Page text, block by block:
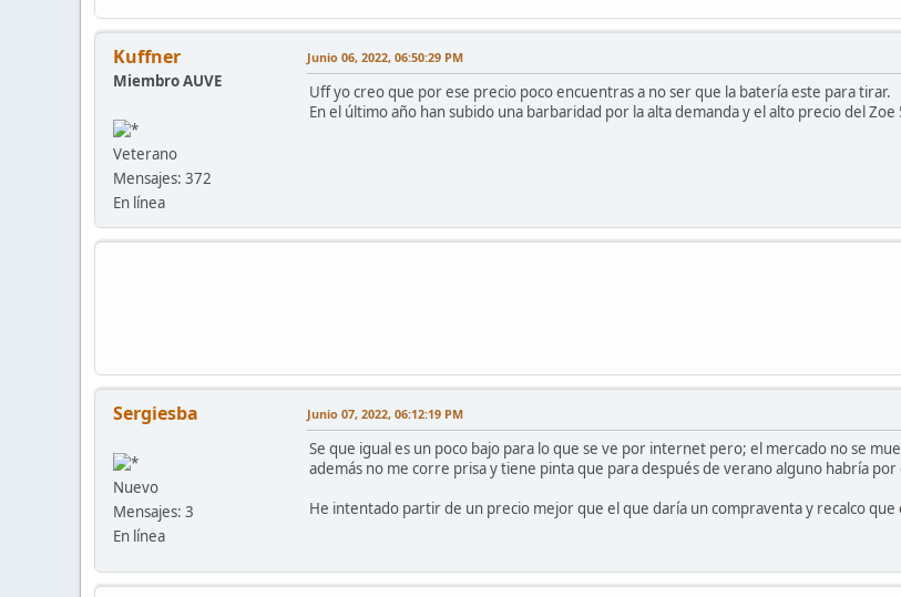
Kuffner
Miembro AUVE
Veterano
Mensajes: 372
En línea
Junio 06, 2022, 06:50:29 PM
Uff yo creo que por ese precio poco encuentras a no ser que la batería este para tirar.
En el último año han subido una barbaridad por la alta demanda y el alto precio del Zoe
Sergiesba
Nuevo
Mensajes: 3
En línea
Junio 07, 2022, 06:12:19 PM
Se que igual es un poco bajo para lo que se ve por internet pero; el mercado no se
además no me corre prisa y tiene pinta que para después de verano alguno habría por
He intentado partir de un precio mejor que el que daría un compraventa y recalco que